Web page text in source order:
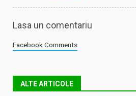
Lasa un comentariu
Facebook Comments
ALTE ARTICOLE